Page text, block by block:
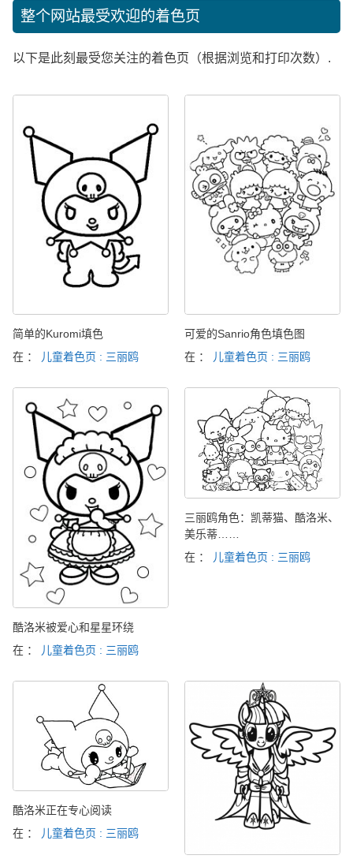
整个网站最受欢迎的着色页
以下是此刻最受您关注的着色页（根据浏览和打印次数）.
简单的Kuromi填色
在 ：
儿童着色页 : 三丽鸥
可爱的Sanrio角色填色图
在 ：
儿童着色页 : 三丽鸥
酷洛米被爱心和星星环绕
在 ：
儿童着色页 : 三丽鸥
三丽鸥角色：凯蒂猫、酷洛米、
美乐蒂……
在 ：
儿童着色页 : 三丽鸥
酷洛米正在专心阅读
在 ：
儿童着色页 : 三丽鸥